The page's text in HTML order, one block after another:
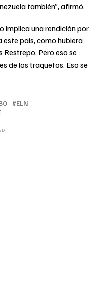
también”, afirmó.
implica una rendición por
este país, como hubiera
Restrepo. Pero eso se
de los traquetos. Eso se
ELN